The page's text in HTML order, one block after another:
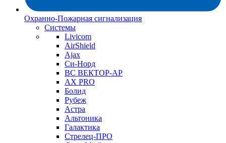
Охранно-Пожарная сигнализация
Системы
Livicom
AirShield
Ajax
Си-Норд
ВС ВЕКТОР-АР
AX PRO
Болид
Рубеж
Астра
Альтоника
Галактика
Стрелец-ПРО